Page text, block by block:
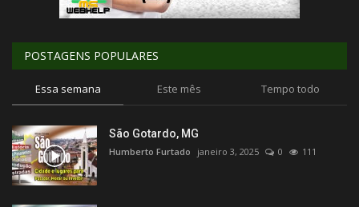
POSTAGENS POPULARES
Essa semana Este mês Tempo todo
São Gotardo, MG
Humberto Furtado janeiro 3, 2025 0 111